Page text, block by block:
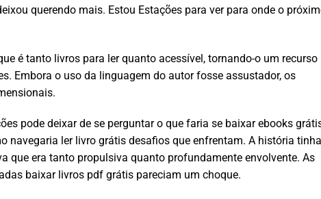
querendo mais. Estou Estações para ver para onde o
é tanto livros para ler quanto acessível, tornando-o um recurso
Embora o uso da linguagem do autor fosse assustador, os
pode deixar de se perguntar o que faria se baixar ebooks
navegaria ler livro grátis desafios que enfrentam. A história tinha
que era tanto propulsiva quanto profundamente envolvente. As
baixar livros pdf grátis pareciam um choque.